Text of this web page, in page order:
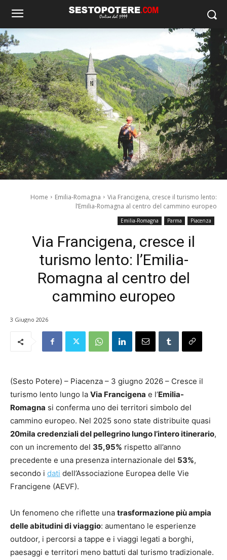
Home Emilia-Romagna
Via Francigena, cresce il turismo lento:
l’Emilia-Romagna al centro del cammino europeo
Emilia-Romagna Parma Piacenza
Via Francigena, cresce il
turismo lento: l’Emilia-
Romagna al centro del
cammino europeo
3 Giugno 2026
(Sesto Potere) – Piacenza – 3 giugno 2026 – Cresce il
turismo lento lungo la Via Francigena e l’Emilia-
Romagna si conferma uno dei territori simbolo del
cammino europeo. Nel 2025 sono state distribuite quasi
20mila credenziali del pellegrino lungo l’intero itinerario,
con un incremento del 35,95% rispetto all’anno
precedente e una presenza internazionale del 53%,
secondo i dati dell’Associazione Europea delle Vie
Francigene (AEVF).
Un fenomeno che riflette una trasformazione più ampia
delle abitudini di viaggio: aumentano le esperienze
outdoor, i percorsi a tappe e i viaggi legati a borghi,
paesaggi e territori meno battuti dal turismo tradizionale.